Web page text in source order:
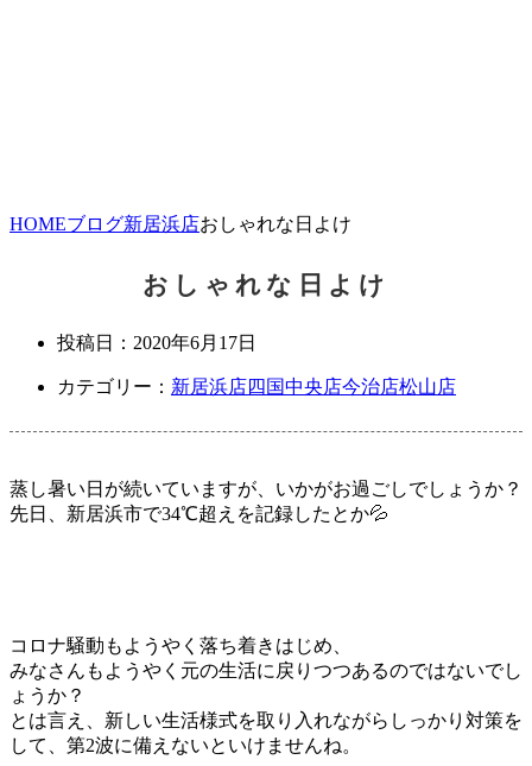
HOMEブログ新居浜店おしゃれな日よけ
おしゃれな日よけ
投稿日： 2020年6月17日
カテゴリー： 新居浜店四国中央店今治店松山店
蒸し暑い日が続いていますが、いかがお過ごしでしょうか？
先日、新居浜市で34℃超えを記録したとか💦
コロナ騒動もようやく落ち着きはじめ、
みなさんもようやく元の生活に戻りつつあるのではないでし
ょうか？
とは言え、新しい生活様式を取り入れながらしっかり対策を
して、第2波に備えないといけませんね。